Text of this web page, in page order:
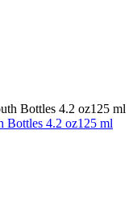
4.2 oz125 ml